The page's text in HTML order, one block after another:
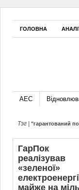
ГОЛОВНА
АЕС
Тэг | "гарантований
ГарПок
реалізував
«зеленої»
майже на